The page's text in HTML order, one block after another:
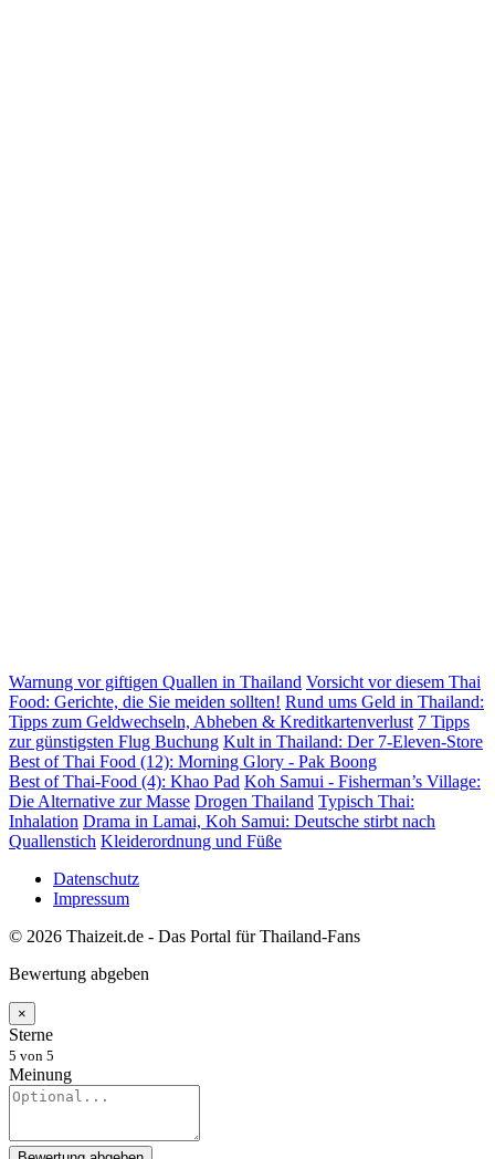
Warnung vor giftigen Quallen in Thailand Vorsicht vor diesem Thai
Food: Gerichte, die Sie meiden sollten! Rund ums Geld in Thailand:
Tipps zum Geldwechseln, Abheben & Kreditkartenverlust 7 Tipps
zur günstigsten Flug Buchung Kult in Thailand: Der 7-Eleven-Store
Best of Thai Food (12): Morning Glory - Pak Boong
Best of Thai-Food (4): Khao Pad Koh Samui - Fisherman’s Village:
Die Alternative zur Masse Drogen Thailand Typisch Thai:
Inhalation Drama in Lamai, Koh Samui: Deutsche stirbt nach
Quallenstich Kleiderordnung und Füße
Datenschutz
Impressum
© 2026 Thaizeit.de - Das Portal für Thailand-Fans
Bewertung abgeben
×
Sterne
5 von 5
Meinung